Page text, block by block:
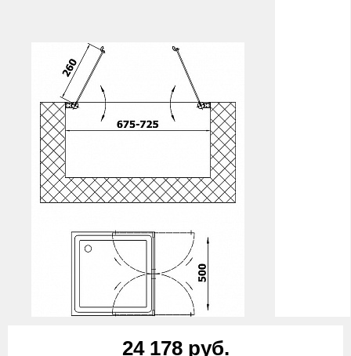
24 178 руб.